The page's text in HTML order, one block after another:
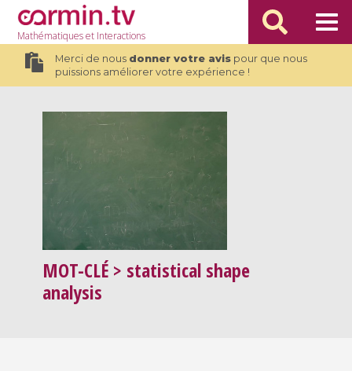
Mathématiqueset Interactions
Merci de nous donner votre avispour que nous
puissions améliorer votre expérience !
MOT-CLÉ > statistical shape
analysis